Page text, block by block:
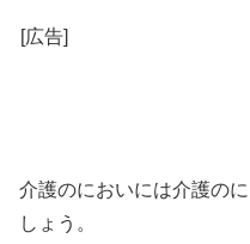
[広告]
介護のにおいには介護の
しょう。